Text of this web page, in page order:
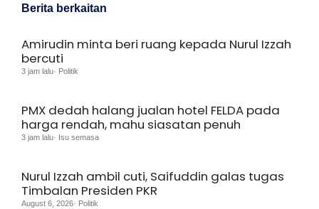
Berita berkaitan
Amirudin minta beri ruang kepada Nurul Izzah
bercuti
3 jam lalu· Politik
PMX dedah halang jualan hotel FELDA pada
harga rendah, mahu siasatan penuh
3 jam lalu· Isu semasa
Nurul Izzah ambil cuti, Saifuddin galas tugas
Timbalan Presiden PKR
August 6, 2026· Politik